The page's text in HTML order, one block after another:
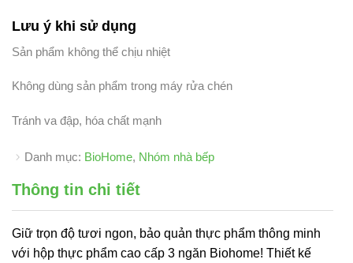
Lưu ý khi sử dụng
Sản phẩm không thể chịu nhiệt
Không dùng sản phẩm trong máy rửa chén
Tránh va đập, hóa chất mạnh
Danh mục: BioHome, Nhóm nhà bếp
Thông tin chi tiết
Giữ trọn độ tươi ngon, bảo quản thực phẩm thông minh
với hộp thực phẩm cao cấp 3 ngăn Biohome! Thiết kế